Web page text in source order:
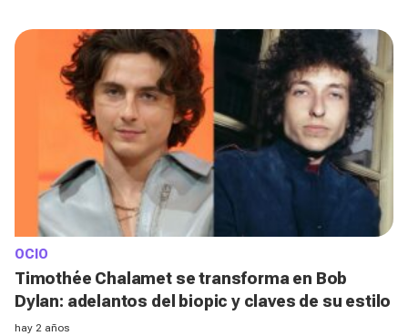
OCIO
Timothée Chalamet se transforma en Bob
Dylan: adelantos del biopic y claves de su estilo
hay 2 años